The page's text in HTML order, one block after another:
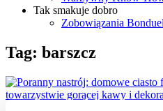
Tak smakuje dobro
Zobowiązania
Tag: barszcz